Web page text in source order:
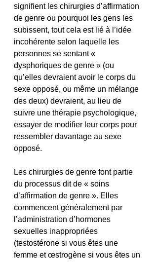
signifient les chirurgies d’affirmation
de genre ou pourquoi les gens les
subissent, tout cela est lié à l’idée
incohérente selon laquelle les
personnes se sentant «
dysphoriques de genre » (ou
qu’elles devraient avoir le corps du
sexe opposé, ou même un mélange
des deux) devraient, au lieu de
suivre une thérapie psychologique,
essayer de modifier leur corps pour
ressembler davantage au sexe
opposé.
Les chirurgies de genre font partie
du processus dit de « soins
d’affirmation de genre ». Elles
commencent généralement par
l’administration d’hormones
sexuelles inappropriées
(testostérone si vous êtes une
femme et œstrogène si vous êtes un